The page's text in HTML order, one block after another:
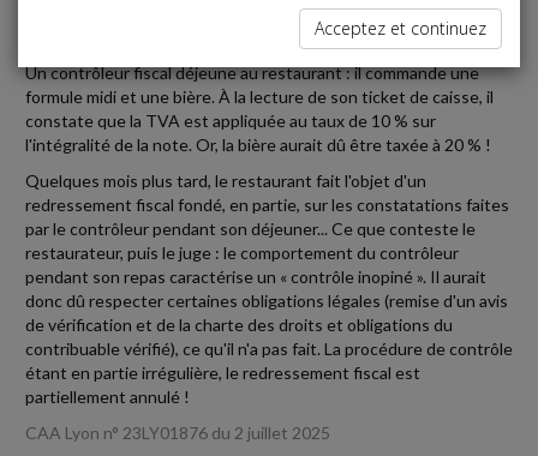
CONTRÔLE FISCAL « INOPINÉ »
Un contrôleur fiscal déjeune au restaurant : il commande une
formule midi et une bière. À la lecture de son ticket de caisse, il
constate que la TVA est appliquée au taux de 10 % sur
l'intégralité de la note. Or, la bière aurait dû être taxée à 20 % !
Quelques mois plus tard, le restaurant fait l'objet d'un
redressement fiscal fondé, en partie, sur les constatations faites
par le contrôleur pendant son déjeuner... Ce que conteste le
restaurateur, puis le juge : le comportement du contrôleur
pendant son repas caractérise un « contrôle inopiné ». Il aurait
donc dû respecter certaines obligations légales (remise d'un avis
de vérification et de la charte des droits et obligations du
contribuable vérifié), ce qu'il n'a pas fait. La procédure de contrôle
étant en partie irrégulière, le redressement fiscal est
partiellement annulé !
CAA Lyon n° 23LY01876 du 2 juillet 2025
Acceptez et continuez